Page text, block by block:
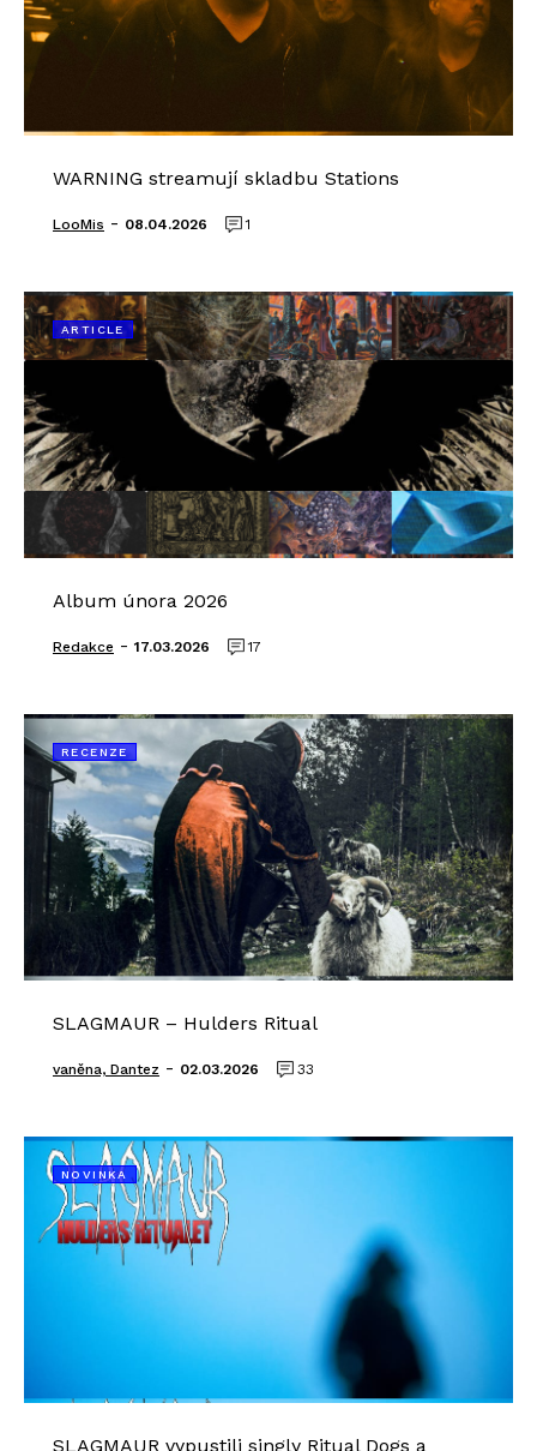
WARNING streamují skladbu Stations
LooMis - 08.04.2026 1
ARTICLE
Album února 2026
Redakce - 17.03.2026 17
RECENZE
SLAGMAUR – Hulders Ritual
vaněna, Dantez - 02.03.2026 33
NOVINKA
SLAGMAUR vypustili singly Ritual Dogs a